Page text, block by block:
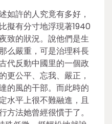
如許的人究竟有多好，
擬有分寸地浮現著1940
致的狀況。說他們是生
么嚴重，可是治理科長
代反動中國里的一個政
更公平、忘我、嚴正，
的風的干部。而此時的
水平上很不難融進，且
方法她曾經很慣于了。